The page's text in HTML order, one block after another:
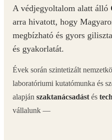
A védjegyoltalom alatt álló
arra hivatott, hogy
megbízható és gyors
és gyakorlatát.
Évek során szintetizált
laboratóriumi kutatómunka és
alapján szaktanácsadást és
vállalunk —